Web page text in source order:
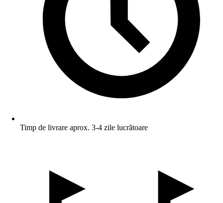
Timp de livrare aprox. 3-4 zile lucrătoare